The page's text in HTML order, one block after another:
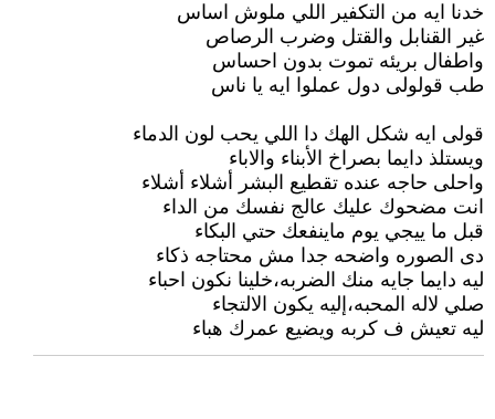
خدنا ايه من التكفير اللي ملوش اساس
غير القنابل والقتل وضرب الرصاص
واطفال بريئه تموت بدون احساس
طب قولولى دول عملوا ايه يا ناس
قولى ايه شكل الهك دا اللي يحب لون الدماء
ويستلذ دايما بصراخ الأبناء والاباء
واحلى حاجه عنده تقطيع البشر أشلاء أشلاء
انت مضحوك عليك عالج نفسك من الداء
قبل ما ييجي يوم ماينفعك حتي البكاء
دى الصوره واضحه جدا مش محتاجه ذكاء
ليه دايما جايه منك الضربه،خلينا نكون احباء
صلي لاله المحبه،إليه يكون الالتجاء
ليه تعيش ف كربه ويضيع عمرك هباء